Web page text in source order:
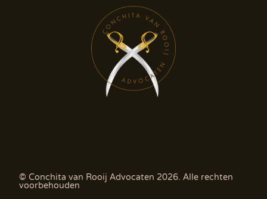
© Conchita van Rooij Advocaten 2026. Alle rechten
voorbehouden